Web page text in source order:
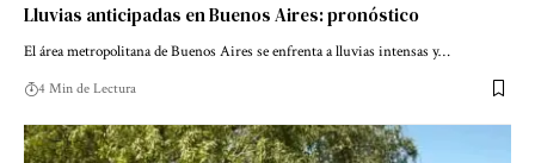
Lluvias anticipadas en Buenos Aires: pronóstico
El área metropolitana de Buenos Aires se enfrenta a lluvias intensas y…
4 Min de Lectura